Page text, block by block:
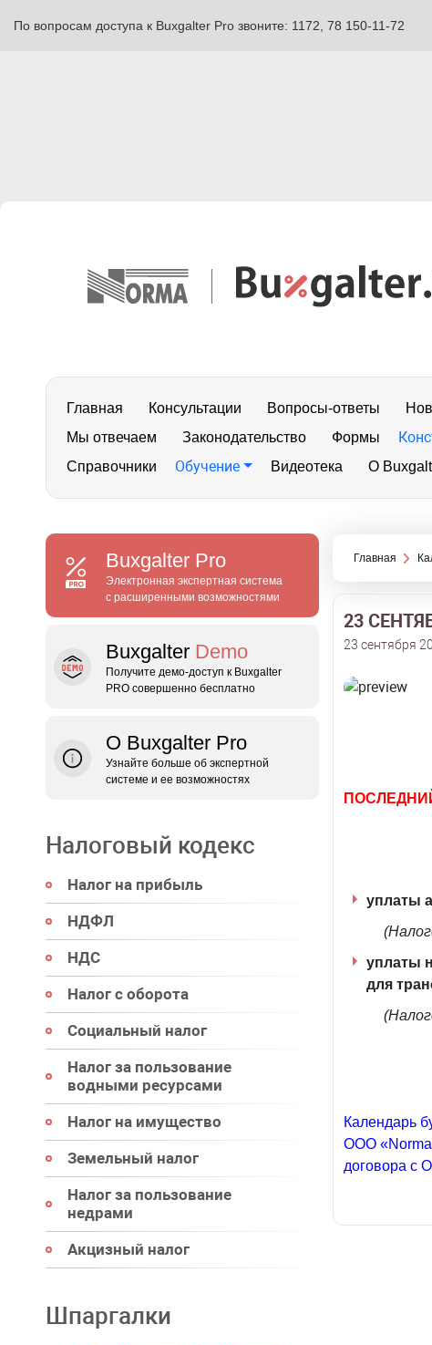
По вопросам доступа к Buxgalter Pro звоните: 1172, 78 150-11-72
Главная Консультации Вопросы-ответы
Мы отвечаем
Законодательство Формы
Справочники Обучение Видеотека О
Buxgalter Pro
Электронная экспертная система
с расширенными возможностями
Buxgalter Demo
Получите демо‑доступ к Buxgalter
PRO совершенно бесплатно
О Buxgalter Pro
Узнайте больше об экспертной
системе и ее возможностях
Налоговый кодекс
Налог на прибыль
НДФЛ
НДС
Налог с оборота
Социальный налог
Налог за пользование
водными ресурсами
Налог на имущество
Земельный налог
Налог за пользование
недрами
Акцизный налог
Шпаргалки
Главная
23
23 сентября
уплаты
уплаты
для
Календарь
ООО «Norma
договора с